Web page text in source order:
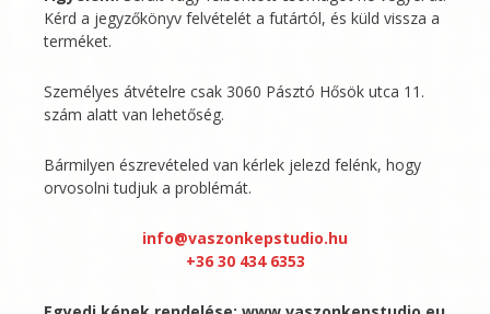
Kérd a jegyzőkönyv felvételét a futártól, és küld vissza a
terméket.
Személyes átvételre csak 3060 Pásztó Hősök utca 11.
szám alatt van lehetőség.
Bármilyen észrevételed van kérlek jelezd felénk, hogy
orvosolni tudjuk a problémát.
info@vaszonkepstudio.hu
+36 30 434 6353